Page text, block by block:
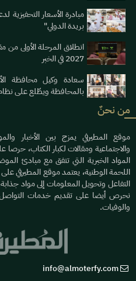
مبادرة الأسعار التحفيزية
بريدة الدولي"
انطلاق المرحلة الأولى
2027 في الخبر
سعادة وكيل محافظة
بالمحافظة ويطّلع على نظام
من نحنٌ
موقع المطيرفي يمزج بين الأخبار
والاجتماعية ومقالات لكبار الكتاب،
المواد الخبرية التي تتفق مع مبادئ
اللحمة الوطنية، يعتمد موقع المطيرفي على
التفاعل وتحويل المعلومات إلى مواد
نحرص أيضا على تقديم خدمات التواصل
والوفيات.
info@almoterfy.com